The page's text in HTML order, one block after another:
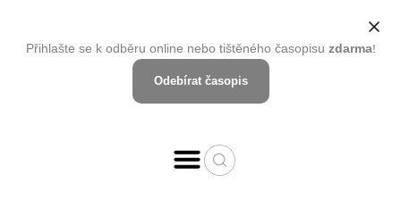
Přihlašte se k odběru online nebo tištěného časopisu zdarma!
Odebírat časopis